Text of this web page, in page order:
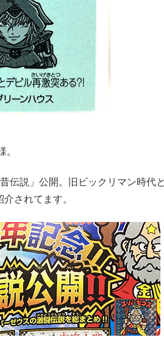
伝説」公開。旧ビックリマン時代
されてます。